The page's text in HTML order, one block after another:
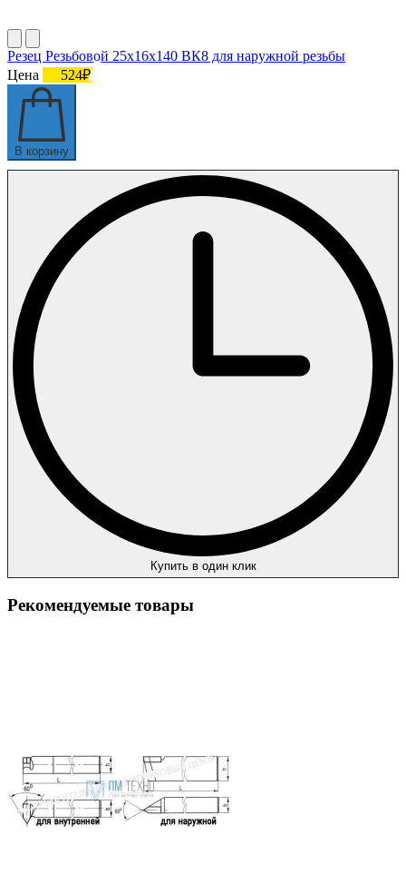
Резец Резьбовой 25х16х140 ВК8 для наружной резьбы
Цена
524₽
В корзину
Купить в один клик
Рекомендуемые товары